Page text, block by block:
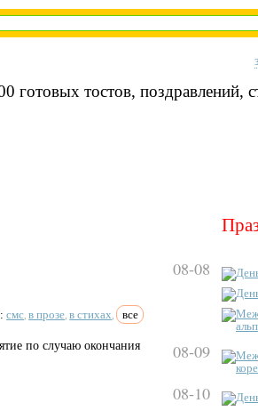
готовых тостов, поздравлений,
смс в прозе в стихах все
по случаю окончания
08-08
08-09
08-10